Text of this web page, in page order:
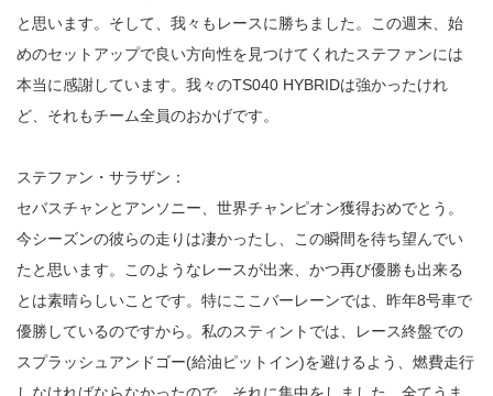
と思います。そして、我々もレースに勝ちました。この週末、始
めのセットアップで良い方向性を見つけてくれたステファンには
本当に感謝しています。我々のTS040 HYBRIDは強かったけれ
ど、それもチーム全員のおかげです。
ステファン・サラザン：
セバスチャンとアンソニー、世界チャンピオン獲得おめでとう。
今シーズンの彼らの走りは凄かったし、この瞬間を待ち望んでい
たと思います。このようなレースが出来、かつ再び優勝も出来る
とは素晴らしいことです。特にここバーレーンでは、昨年8号車で
優勝しているのですから。私のスティントでは、レース終盤での
スプラッシュアンドゴー(給油ピットイン)を避けるよう、燃費走行